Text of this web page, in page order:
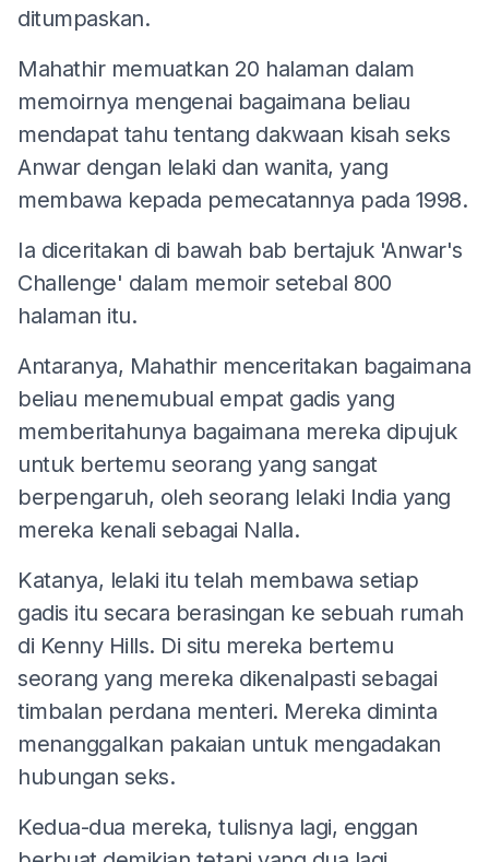
ditumpaskan.
Mahathir memuatkan 20 halaman dalam
memoirnya mengenai bagaimana beliau
mendapat tahu tentang dakwaan kisah seks
Anwar dengan lelaki dan wanita, yang
membawa kepada pemecatannya pada 1998.
Ia diceritakan di bawah bab bertajuk 'Anwar's
Challenge' dalam memoir setebal 800
halaman itu.
Antaranya, Mahathir menceritakan bagaimana
beliau menemubual empat gadis yang
memberitahunya bagaimana mereka dipujuk
untuk bertemu seorang yang sangat
berpengaruh, oleh seorang lelaki India yang
mereka kenali sebagai Nalla.
Katanya, lelaki itu telah membawa setiap
gadis itu secara berasingan ke sebuah rumah
di Kenny Hills. Di situ mereka bertemu
seorang yang mereka dikenalpasti sebagai
timbalan perdana menteri. Mereka diminta
menanggalkan pakaian untuk mengadakan
hubungan seks.
Kedua-dua mereka, tulisnya lagi, enggan